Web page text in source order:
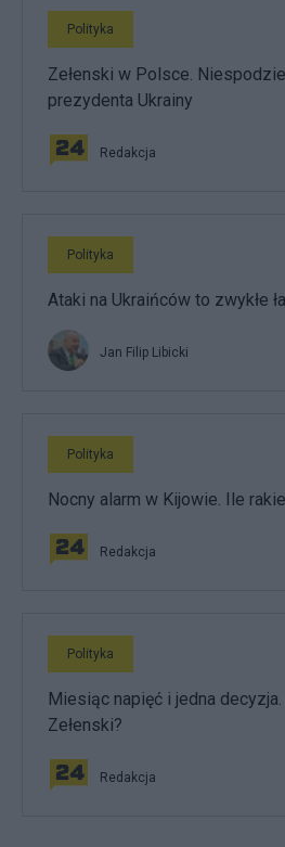
Polityka
Zełenski w Polsce.
prezydenta Ukrainy
Redakcja
Polityka
Ataki na Ukraińców to zwykłe
Jan Filip Libicki
Polityka
Nocny alarm w Kijowie. Ile
Redakcja
Polityka
Miesiąc napięć i jedna
Zełenski?
Redakcja